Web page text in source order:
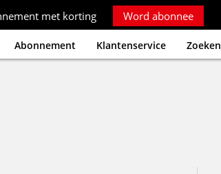
met korting Word abonnee
Abonnement Klantenservice Zoeken